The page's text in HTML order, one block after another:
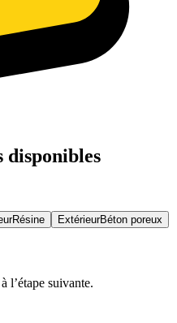
disponibles
Résine ExtérieurBéton poreux
l’étape suivante.